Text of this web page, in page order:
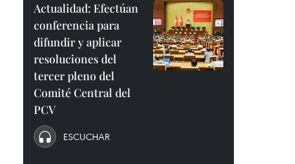
Actualidad: Efectúan
conferencia para
difundir y aplicar
resoluciones del
tercer pleno del
Comité Central del
PCV
ESCUCHAR